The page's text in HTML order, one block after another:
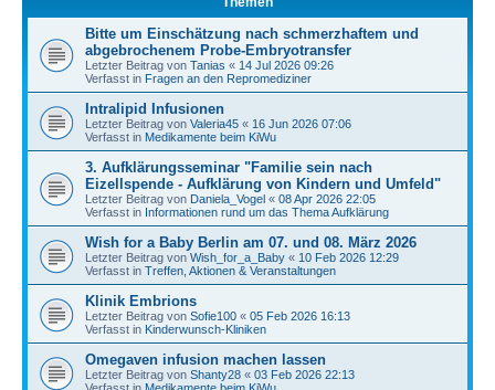
Bitte um Einschätzung nach schmerzhaftem und
abgebrochenem Probe-Embryotransfer
Letzter Beitrag von Tanias « 14 Jul 2026 09:26
Verfasst in Fragen an den Repromediziner
Intralipid Infusionen
Letzter Beitrag von Valeria45 « 16 Jun 2026 07:06
Verfasst in Medikamente beim KiWu
3. Aufklärungsseminar "Familie sein nach
Eizellspende - Aufklärung von Kindern und Umfeld"
Letzter Beitrag von Daniela_Vogel « 08 Apr 2026 22:05
Verfasst in Informationen rund um das Thema Aufklärung
Wish for a Baby Berlin am 07. und 08. März 2026
Letzter Beitrag von Wish_for_a_Baby « 10 Feb 2026 12:29
Verfasst in Treffen, Aktionen & Veranstaltungen
Klinik Embrions
Letzter Beitrag von Sofie100 « 05 Feb 2026 16:13
Verfasst in Kinderwunsch-Kliniken
Omegaven infusion machen lassen
Letzter Beitrag von Shanty28 « 03 Feb 2026 22:13